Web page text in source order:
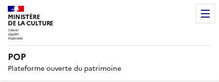
MINISTÈRE
DE LA CULTURE
POP
Plateforme ouverte du patrimoine